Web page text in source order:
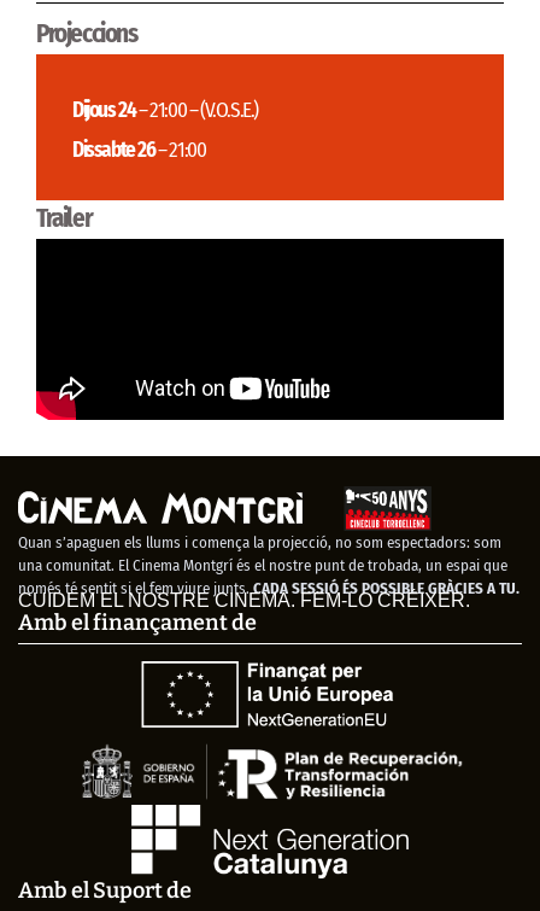
Projeccions
Dijous 24– 21:00 – (V.O.S.E.)
Dissabte 26– 21:00
Trailer
Quan s’apaguen els llums i comença la projecció, no som espectadors: som
una comunitat. El Cinema Montgrí és el nostre punt de trobada, un espai que
només té sentit si el fem viure junts. CADA SESSIÓ ÉS POSSIBLE GRÀCIES A TU.
CUIDEM EL NOSTRE CINEMA. FEM-LO CRÉIXER.
Amb el finançament de
Amb el Suport de